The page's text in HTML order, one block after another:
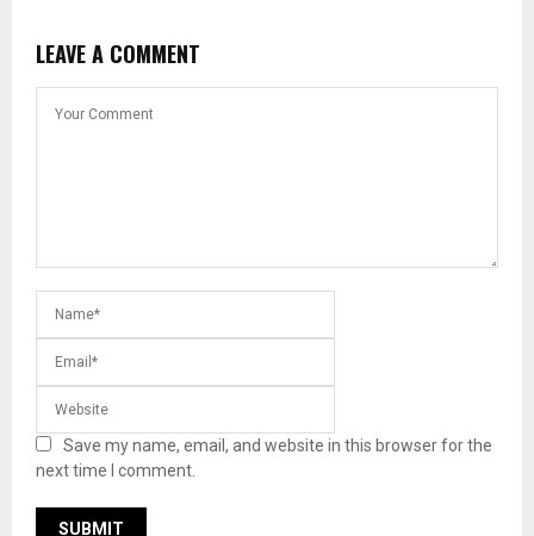
LEAVE A COMMENT
Save my name, email, and website in this browser for the
next time I comment.